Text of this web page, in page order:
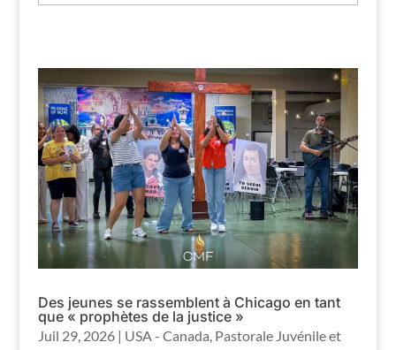
Des jeunes se rassemblent à Chicago en tant
que « prophètes de la justice »
Juil 29, 2026| USA - Canada, Pastorale Juvénile et